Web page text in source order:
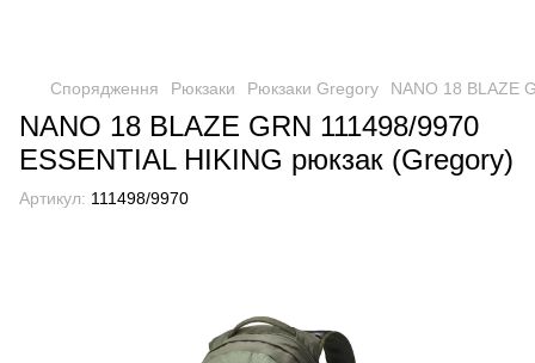
Спорядження Рюкзаки Рюкзаки Gregory NANO 18 BLAZE
NANO 18 BLAZE GRN 111498/9970
ESSENTIAL HIKING рюкзак (Gregory)
Артикул: 111498/9970